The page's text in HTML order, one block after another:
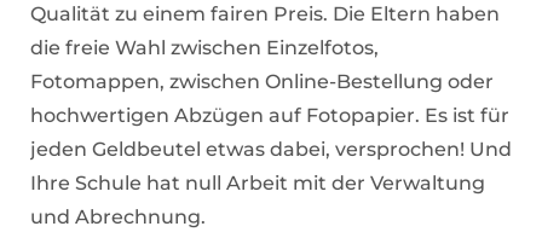
Qualität zu einem fairen Preis. Die Eltern haben
die freie Wahl zwischen Einzelfotos,
Fotomappen, zwischen Online-Bestellung oder
hochwertigen Abzügen auf Fotopapier. Es ist für
jeden Geldbeutel etwas dabei, versprochen! Und
Ihre Schule hat null Arbeit mit der Verwaltung
und Abrechnung.